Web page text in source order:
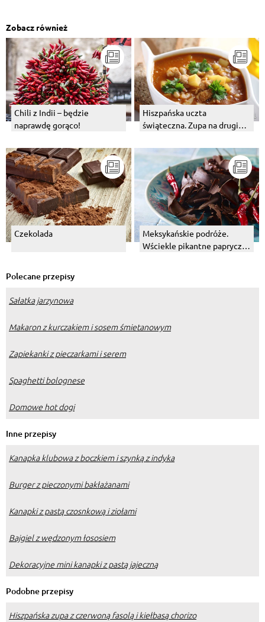
Zobacz również
Chili z Indii – będzie
naprawdę gorąco!
Hiszpańska uczta
świąteczna. Zupa na drugi
Czekolada
Meksykańskie podróże.
Wściekle pikantne papryczki,
Polecane przepisy
Sałatka jarzynowa
Makaron z kurczakiem i sosem śmietanowym
Zapiekanki z pieczarkami i serem
Spaghetti bolognese
Domowe hot dogi
Inne przepisy
Kanapka klubowa z boczkiem i szynką z indyka
Burger z pieczonymi bakłażanami
Kanapki z pastą czosnkową i ziołami
Bajgiel z wędzonym łososiem
Dekoracyjne mini kanapki z pastą jajeczną
Podobne przepisy
Hiszpańska zupa z czerwoną fasolą i kiełbasą chorizo